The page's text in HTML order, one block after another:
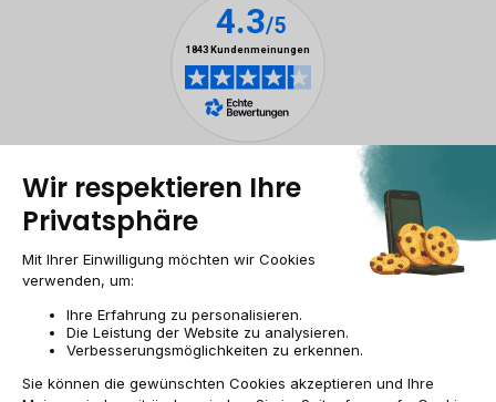
Rechtliche Hinweise
Cookie-Verwaltung
Allgemeine Geschäftsbedingungen
Personenbezogener daten
Webseite der Recommerce Group
CH-DE | CHF